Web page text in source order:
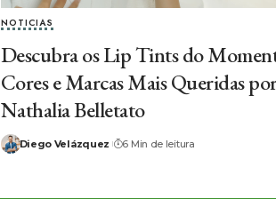
NOTICIAS
Descubra os Lip Tints do
Cores e Marcas Mais Queridas
Nathalia Belletato
Diego Velázquez 6 Min de leitura